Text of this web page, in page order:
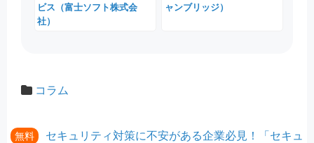
ビス（富士ソフト株式会
社）
ャンブリッジ）
コラム
無料
セキュリティ対策に不安がある企業必見！「セキュ